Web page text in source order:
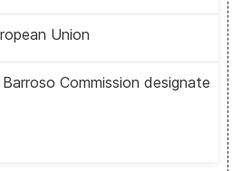
Union
Commission designate